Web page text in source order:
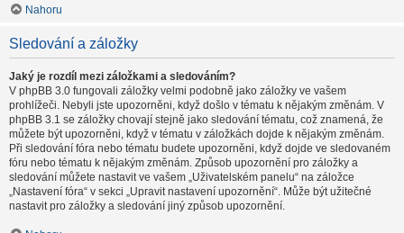
Nahoru
Sledování a záložky
Jaký je rozdíl mezi záložkami a sledováním?
V phpBB 3.0 fungovali záložky velmi podobně jako záložky ve vašem
prohlížeči. Nebyli jste upozorněni, když došlo v tématu k nějakým změnám. V
phpBB 3.1 se záložky chovají stejně jako sledování tématu, což znamená, že
můžete být upozorněni, když v tématu v záložkách dojde k nějakým změnám.
Při sledování fóra nebo tématu budete upozorněni, když dojde ve sledovaném
fóru nebo tématu k nějakým změnám. Způsob upozornění pro záložky a
sledování můžete nastavit ve vašem „Uživatelském panelu“ na záložce
„Nastavení fóra“ v sekci „Upravit nastavení upozornění“. Může být užitečné
nastavit pro záložky a sledování jiný způsob upozornění.